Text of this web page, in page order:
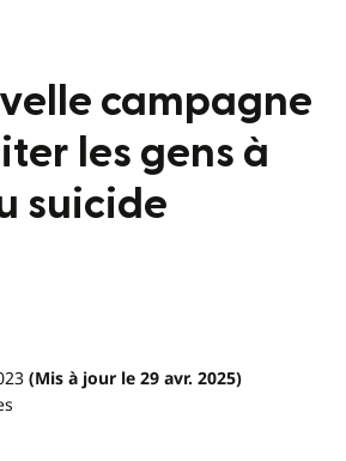
campagne
les gens à
suicide
(Mis à jour le 29 avr. 2025)